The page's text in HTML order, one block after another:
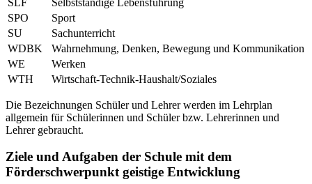
SPO
Sport
SU
Sachunterricht
WDBK
Wahrnehmung, Denken, Bewegung und Kommunikation
WE
Werken
WTH
Wirtschaft-Technik-Haushalt/Soziales
Die Bezeichnungen Schüler und Lehrer werden im Lehrplan
allgemein für Schülerinnen und Schüler bzw. Lehrerinnen und
Lehrer gebraucht.
Ziele und Aufgaben der Schule mit dem
Förderschwerpunkt geistige Entwicklung